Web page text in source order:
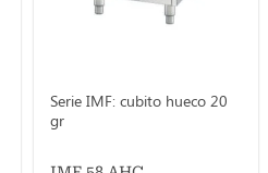
Serie IMF: cubito hueco 20
gr